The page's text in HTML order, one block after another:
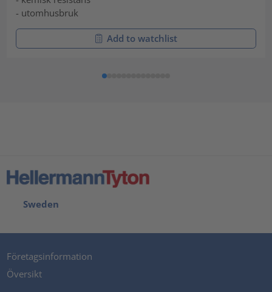
- utomhusbruk
Add to watchlist
Sweden
Företagsinformation
Översikt